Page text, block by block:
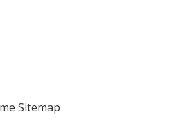
Sitemap